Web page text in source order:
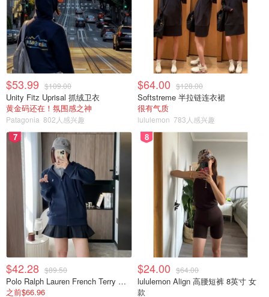
$53.99 $109.00
Unity Fitz Uprisal 抓绒卫衣
黄金码还在！氛围感之神
Patagonia 802人感兴趣
$64.00 $128.00
Softstreme 半拉链连衣裙
很有气质
lululemon 783人感兴趣
7
$42.28 $89.50
Polo Ralph Lauren French Terry 女童连帽卫衣 7-16码
之前$66.96
8
$24.00 $64.00
lululemon Align 高腰短裤 8英寸 女
款